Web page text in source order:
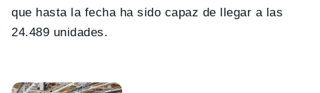
que hasta la fecha ha sido capaz de llegar a las
24.489 unidades.